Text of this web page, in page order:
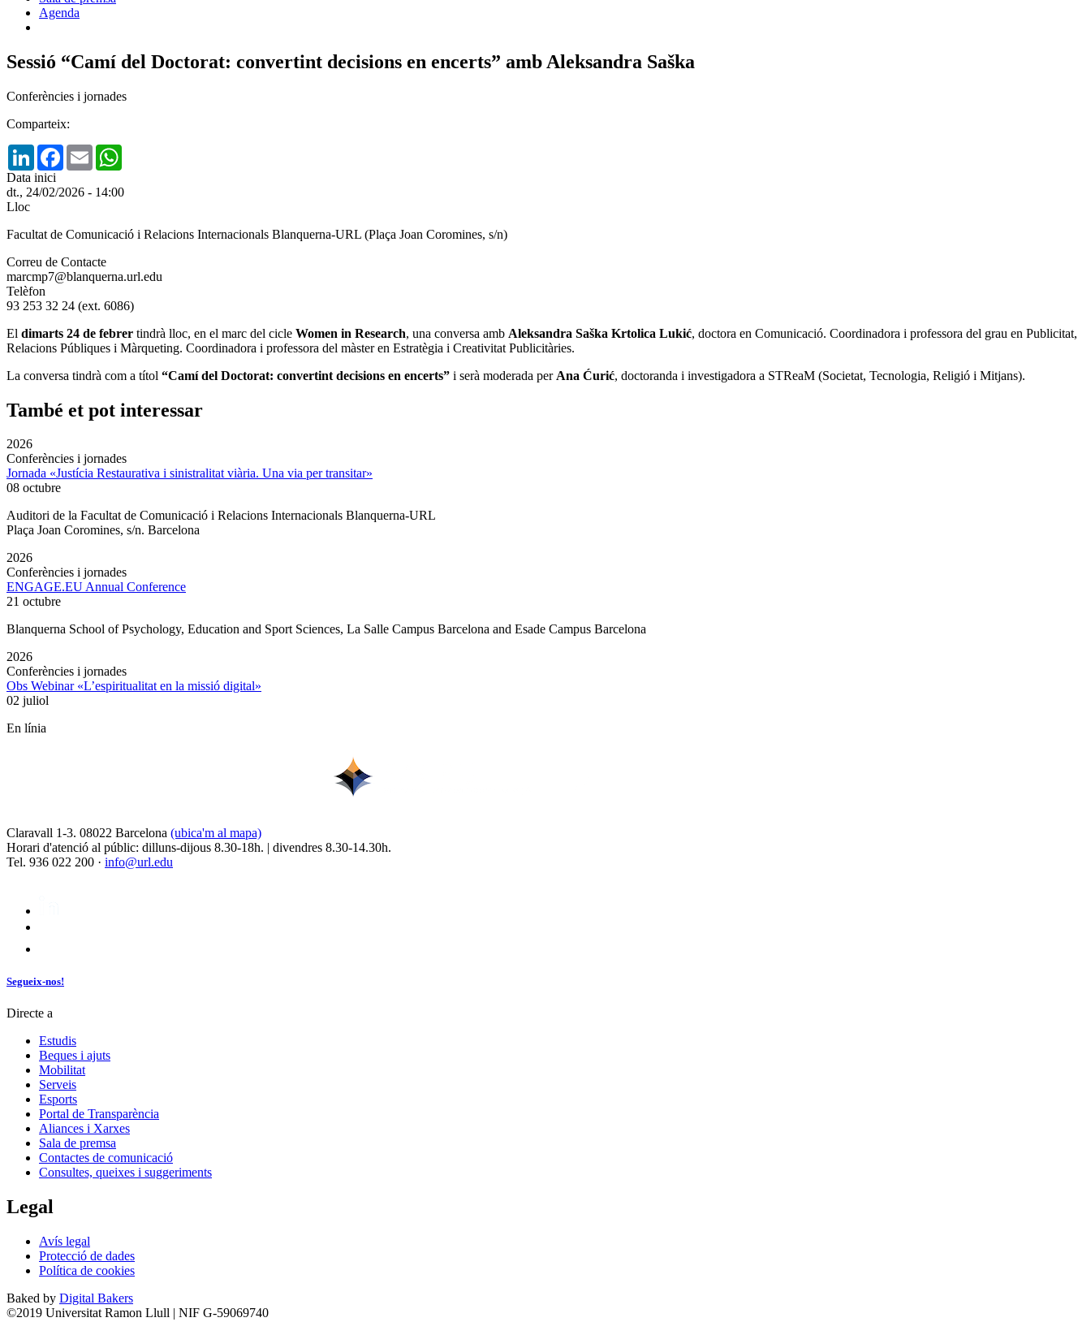
Agenda
Sessió “Camí del Doctorat: convertint decisions en encerts” amb Aleksandra Saška
Conferències i jornades
Comparteix:
LinkedInFacebook
Email
Data inici
dt., 24/02/2026 - 14:00
Lloc
Facultat de Comunicació i Relacions Internacionals Blanquerna-URL (Plaça Joan Coromines, s/n)
Correu de Contacte
marcmp7@blanquerna.url.edu
Telèfon
93 253 32 24 (ext. 6086)
El dimarts 24 de febrer tindrà lloc, en el marc del cicle Women in Research, una conversa amb Aleksandra Saška Krtolica Lukić, doctora en Comunicació. Coordinadora i professora del grau en Publicitat,
Relacions Públiques i Màrqueting. Coordinadora i professora del màster en Estratègia i Creativitat Publicitàries.
La conversa tindrà com a títol “Camí del Doctorat: convertint decisions en encerts” i serà moderada per Ana Ćurić, doctoranda i investigadora a STReaM (Societat, Tecnologia, Religió i Mitjans).
També et pot interessar
2026
Conferències i jornades
Jornada «Justícia Restaurativa i sinistralitat viària. Una via per transitar»
08 octubre
Auditori de la Facultat de Comunicació i Relacions Internacionals Blanquerna-URL
Plaça Joan Coromines, s/n. Barcelona
2026
Conferències i jornades
ENGAGE.EU Annual Conference
21 octubre
Blanquerna School of Psychology, Education and Sport Sciences, La Salle Campus Barcelona and Esade Campus Barcelona
2026
Conferències i jornades
Obs Webinar «L’espiritualitat en la missió digital»
02 juliol
En línia
Claravall 1-3. 08022 Barcelona (ubica'm al mapa)
Horari d'atenció al públic: dilluns-dijous 8.30-18h. | divendres 8.30-14.30h.
Tel. 936 022 200 · info@url.edu
Segueix-nos!
Directe a
Estudis
Beques i ajuts
Mobilitat
Serveis
Esports
Portal de Transparència
Aliances i Xarxes
Sala de premsa
Contactes de comunicació
Consultes, queixes i suggeriments
Legal
Avís legal
Protecció de dades
Política de cookies
Baked by Digital Bakers
©2019 Universitat Ramon Llull | NIF G-59069740